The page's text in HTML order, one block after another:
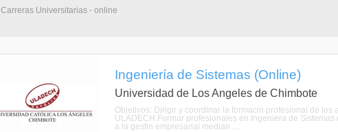
Carreras Universitarias - online
Ingeniería de Sistemas (Online)
Universidad de Los Angeles de Chimbote
Objetivos: Dirigir y coordinar la formacin profesional de
ULADECH.Formar profesionales en Ingeniera de
a la gestin empresarial median ...